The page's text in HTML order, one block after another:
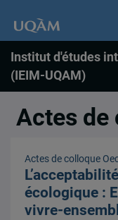
Institut d'études
(IEIM-UQAM)
Actes de
Actes de colloque
écologique :
vivre-